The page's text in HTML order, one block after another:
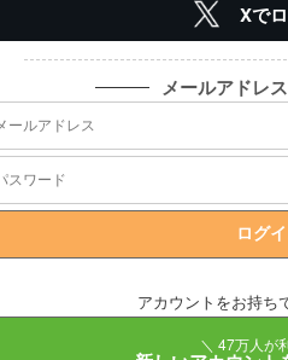
Xで
メールアドレ
アカウントをお持ち
＼ 47万人が